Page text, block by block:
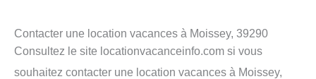
Contacter une location vacances à Moissey, 39290
Consultez le site locationvacanceinfo.com si vous
souhaitez contacter une location vacances à Moissey,